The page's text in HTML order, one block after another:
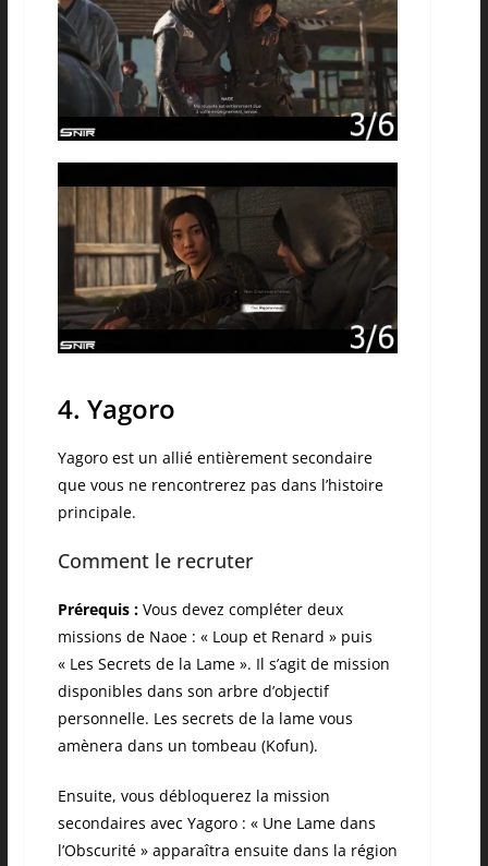
4. Yagoro
Yagoro est un allié entièrement secondaire
que vous ne rencontrerez pas dans l’histoire
principale.
Comment le recruter
Prérequis :Vous devez compléter deux
missions de Naoe : « Loup et Renard » puis
« Les Secrets de la Lame ». Il s’agit de mission
disponibles dans son arbre d’objectif
personnelle. Les secrets de la lame vous
amènera dans un tombeau (Kofun).
Ensuite, vous débloquerez la mission
secondaires avec Yagoro : « Une Lame dans
l’Obscurité » apparaîtra ensuite dans la région